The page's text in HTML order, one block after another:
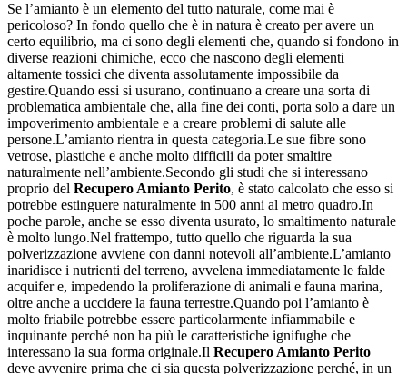
Se l’amianto è un elemento del tutto naturale, come mai è
pericoloso? In fondo quello che è in natura è creato per avere un
certo equilibrio, ma ci sono degli elementi che, quando si fondono in
diverse reazioni chimiche, ecco che nascono degli elementi
altamente tossici che diventa assolutamente impossibile da
gestire.Quando essi si usurano, continuano a creare una sorta di
problematica ambientale che, alla fine dei conti, porta solo a dare un
impoverimento ambientale e a creare problemi di salute alle
persone.L’amianto rientra in questa categoria.Le sue fibre sono
vetrose, plastiche e anche molto difficili da poter smaltire
naturalmente nell’ambiente.Secondo gli studi che si interessano
proprio del Recupero Amianto Perito, è stato calcolato che esso si
potrebbe estinguere naturalmente in 500 anni al metro quadro.In
poche parole, anche se esso diventa usurato, lo smaltimento naturale
è molto lungo.Nel frattempo, tutto quello che riguarda la sua
polverizzazione avviene con danni notevoli all’ambiente.L’amianto
inaridisce i nutrienti del terreno, avvelena immediatamente le falde
acquifer e, impedendo la proliferazione di animali e fauna marina,
oltre anche a uccidere la fauna terrestre.Quando poi l’amianto è
molto friabile potrebbe essere particolarmente infiammabile e
inquinante perché non ha più le caratteristiche ignifughe che
interessano la sua forma originale.Il Recupero Amianto Perito
deve avvenire prima che ci sia questa polverizzazione perché, in un